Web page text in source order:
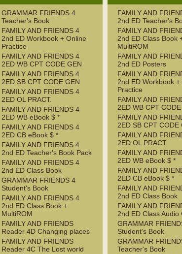
GRAMMAR FRIENDS 4
Teacher's Book
FAMILY AND FRIENDS 4
2nd ED Workbook + Online
Practice
FAMILY AND FRIENDS 4
2ED WB CPT CODE GEN
FAMILY AND FRIENDS 4
2ED SB CPT CODE GEN
FAMILY AND FRIENDS 4
2ED OL PRACT.
FAMILY AND FRIENDS 4
2ED WB eBook $ *
FAMILY AND FRIENDS 4
2ED CB eBook $ *
FAMILY AND FRIENDS 4
2nd ED Teacher's Book Pack
FAMILY AND FRIENDS 4
2nd ED Class Book
GRAMMAR FRIENDS 4
Student's Book
FAMILY AND FRIENDS 4
2nd ED Class Book +
MultiROM
FAMILY AND FRIENDS
Reader 4D Changing places
FAMILY AND FRIENDS
Reader 4C The Lost world
FAMILY AND
2nd ED Teacher's
FAMILY AND
2nd ED Class Book
MultiROM
FAMILY AND
2nd ED Posters
FAMILY AND
2nd ED Workbook +
Practice
FAMILY AND
2ED WB CPT
FAMILY AND
2ED SB CPT CODE
FAMILY AND
2ED OL PRACT.
FAMILY AND
2ED WB eBook $ *
FAMILY AND
2ED CB eBook $ *
FAMILY AND
2nd ED Class Book
FAMILY AND
2nd ED Class Audio
GRAMMAR
Student's Book
GRAMMAR
Teacher's Book